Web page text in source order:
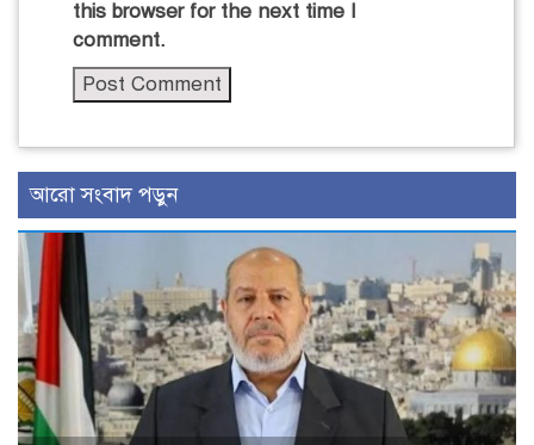
this browser for the next time I
comment.
আরো সংবাদ পড়ুন